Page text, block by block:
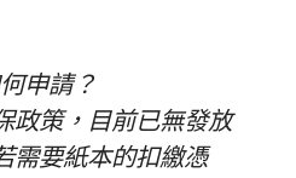
申請？
政策，目前已無發放
需要紙本的扣繳憑